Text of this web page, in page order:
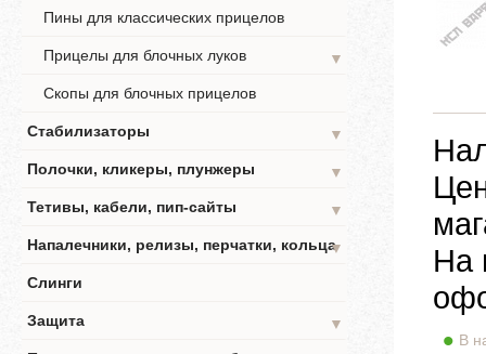
Пины для классических прицелов
Прицелы для блочных луков
▼
Скопы для блочных прицелов
Стабилизаторы
▼
Полочки, кликеры, плунжеры
▼
Тетивы, кабели, пип-сайты
▼
Напалечники, релизы, перчатки, кольца▼
Слинги
Защита
▼
На
В